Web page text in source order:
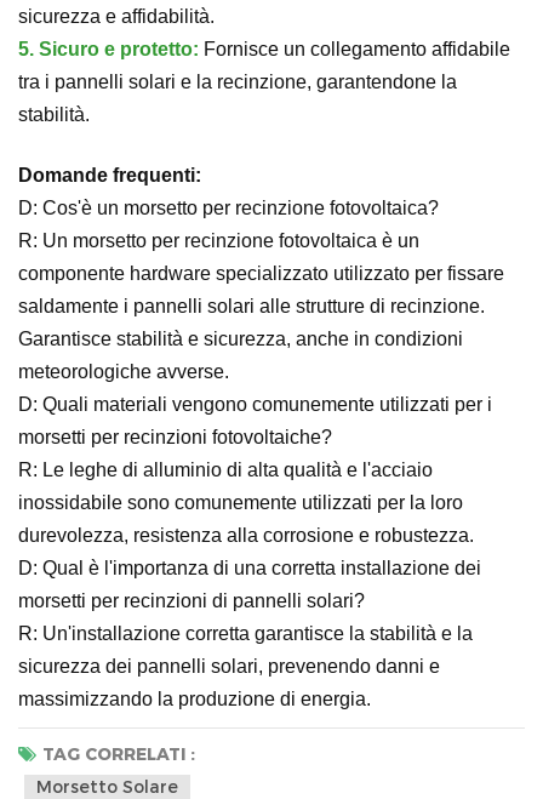
sicurezza e affidabilità.
5. Sicuro e protetto: Fornisce un collegamento affidabile
tra i pannelli solari e la recinzione, garantendone la
stabilità.
Domande frequenti:
D: Cos'è un morsetto per recinzione fotovoltaica?
R: Un morsetto per recinzione fotovoltaica è un
componente hardware specializzato utilizzato per fissare
saldamente i pannelli solari alle strutture di recinzione.
Garantisce stabilità e sicurezza, anche in condizioni
meteorologiche avverse.
D: Quali materiali vengono comunemente utilizzati per i
morsetti per recinzioni fotovoltaiche?
R: Le leghe di alluminio di alta qualità e l'acciaio
inossidabile sono comunemente utilizzati per la loro
durevolezza, resistenza alla corrosione e robustezza.
D: Qual è l'importanza di una corretta installazione dei
morsetti per recinzioni di pannelli solari?
R: Un'installazione corretta garantisce la stabilità e la
sicurezza dei pannelli solari, prevenendo danni e
massimizzando la produzione di energia.
TAG CORRELATI :
Morsetto Solare